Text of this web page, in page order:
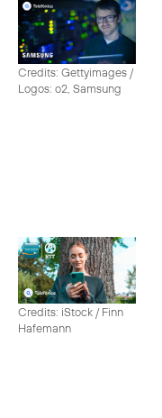
Credits: Gettyimages /
Logos: o2, Samsung
Credits: iStock / Finn
Hafemann